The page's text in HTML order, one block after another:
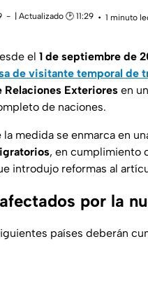
| Actualizado 🕑 11:29
1 minuto
el 1 de septiembre de
de visitante temporal de
Exteriores en
de naciones.
medida se enmarca en
, en cumplimiento
introdujo reformas al
por la
países deberán